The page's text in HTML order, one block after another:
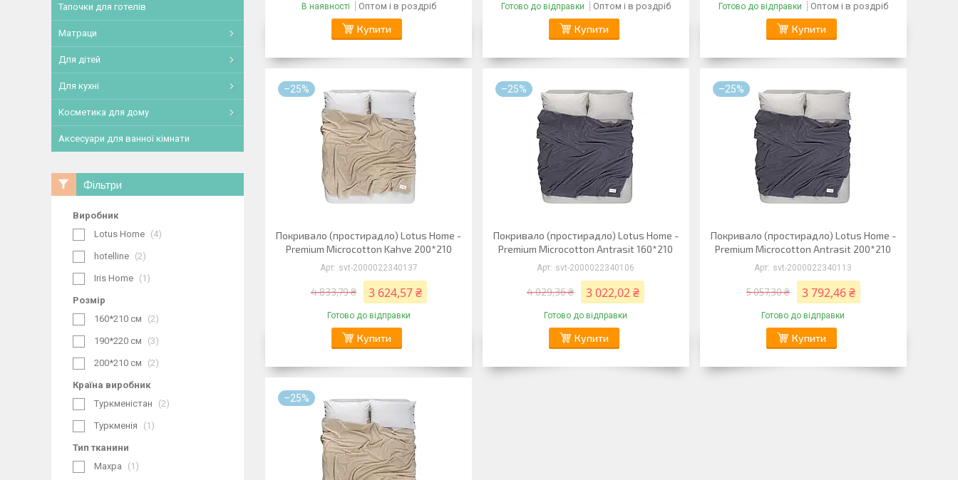
В наявності Оптом і в роздріб
Купити
Готово до відправки Оптом і в роздріб
Купити
Готово до відправки Оптом і в роздріб
Купити
–25%
Покривало (простирадло) Lotus Home -
Premium Microcotton Kahve 200*210
svt-2000022340137
4 833,79 ₴ 3 624,57 ₴
Готово до відправки
Купити
–25%
Покривало (простирадло) Lotus Home -
Premium Microcotton Antrasit 160*210
svt-2000022340106
4 029,36 ₴ 3 022,02 ₴
Готово до відправки
Купити
–25%
Покривало (простирадло) Lotus Home -
Premium Microcotton Antrasit 200*210
svt-2000022340113
5 057,30 ₴ 3 792,46 ₴
Готово до відправки
Купити
–25%
Тапочки для готелів
Матраци
Для дітей
Для кухні
Косметика для дому
Аксесуари для ванної кімнати
Фільтри
Виробник
Lotus Home
4
hotelline 2
Iris Home 1
Розмір
160*210 см
2
190*220 см 3
200*210 см 2
Країна виробник
Туркменістан
2
Туркменія 1
Тип тканини
Махра
1